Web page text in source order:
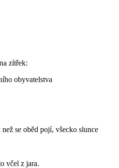
zítřek:
obyvatelstva
se oběd pojí, všecko slunce
včel z jara.